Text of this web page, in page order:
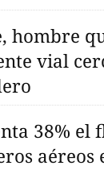
hombre
vial
38% el
aéreos